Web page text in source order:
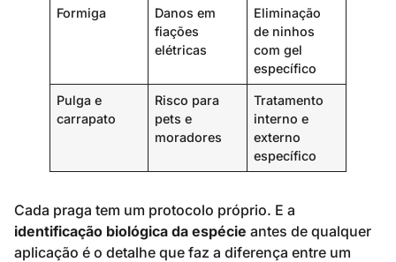
Formiga
Danos em
fiações
elétricas
Eliminação
de ninhos
com gel
específico
Pulga e
carrapato
Risco para
pets e
moradores
Tratamento
interno e
externo
específico
Cada praga tem um protocolo próprio. E a
identificação biológica da espécie antes de qualquer
aplicação é o detalhe que faz a diferença entre um